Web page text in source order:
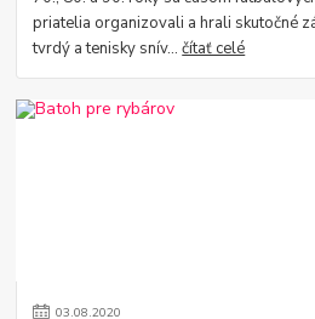
priatelia organizovali a hrali skutočné
tvrdý a tenisky snív...čítať celé
03.08.2020